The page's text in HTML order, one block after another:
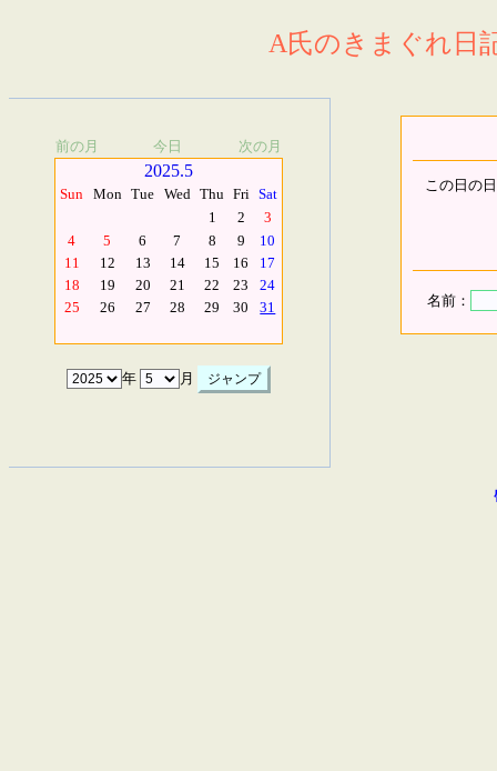
A氏のきまぐれ日
前の月 今日 次の月
2025.5
Sun Mon Tue Wed Thu Fri Sat
1
2
3
4
5 6 7 8 9
10
11
12 13 14 15 16
17
18
19 20 21 22 23
24
25
26 27 28 29 30 31
年 月
この日の
名前：